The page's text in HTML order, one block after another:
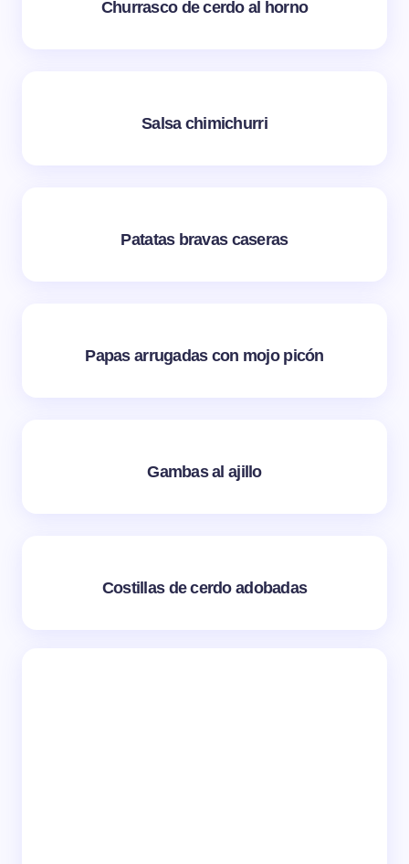
Churrasco de cerdo al horno
Salsa chimichurri
Patatas bravas caseras
Papas arrugadas con mojo picón
Gambas al ajillo
Costillas de cerdo adobadas